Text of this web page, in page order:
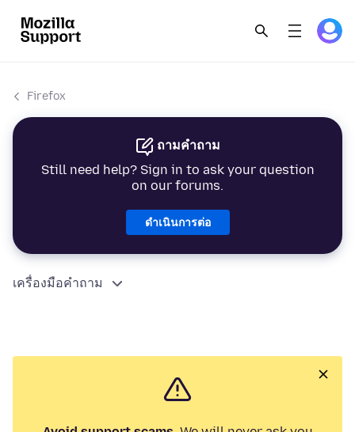
Firefox
ถามคำถาม
Still need help? Sign in to ask your question
on our forums.
ดำเนินการต่อ
เครื่องมือคำถาม